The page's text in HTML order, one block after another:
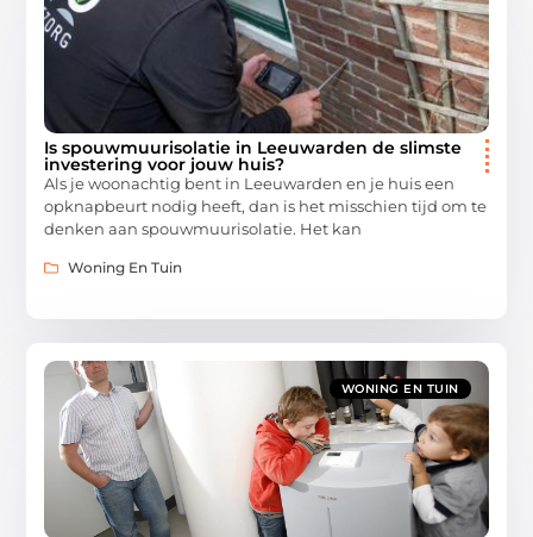
Is spouwmuurisolatie in Leeuwarden de slimste
investering voor jouw huis?
Als je woonachtig bent in Leeuwarden en je huis een
opknapbeurt nodig heeft, dan is het misschien tijd om te
denken aan spouwmuurisolatie. Het kan
Woning En Tuin
WONING EN TUIN